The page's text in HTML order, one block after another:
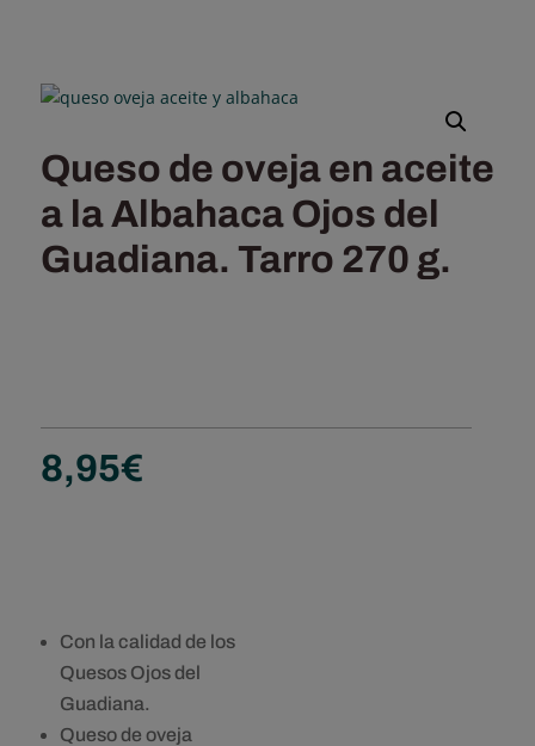
Queso de oveja en aceite
a la Albahaca Ojos del
Guadiana. Tarro 270 g.
8,95€
Con la calidad de los
Quesos Ojos del
Guadiana.
Queso de oveja